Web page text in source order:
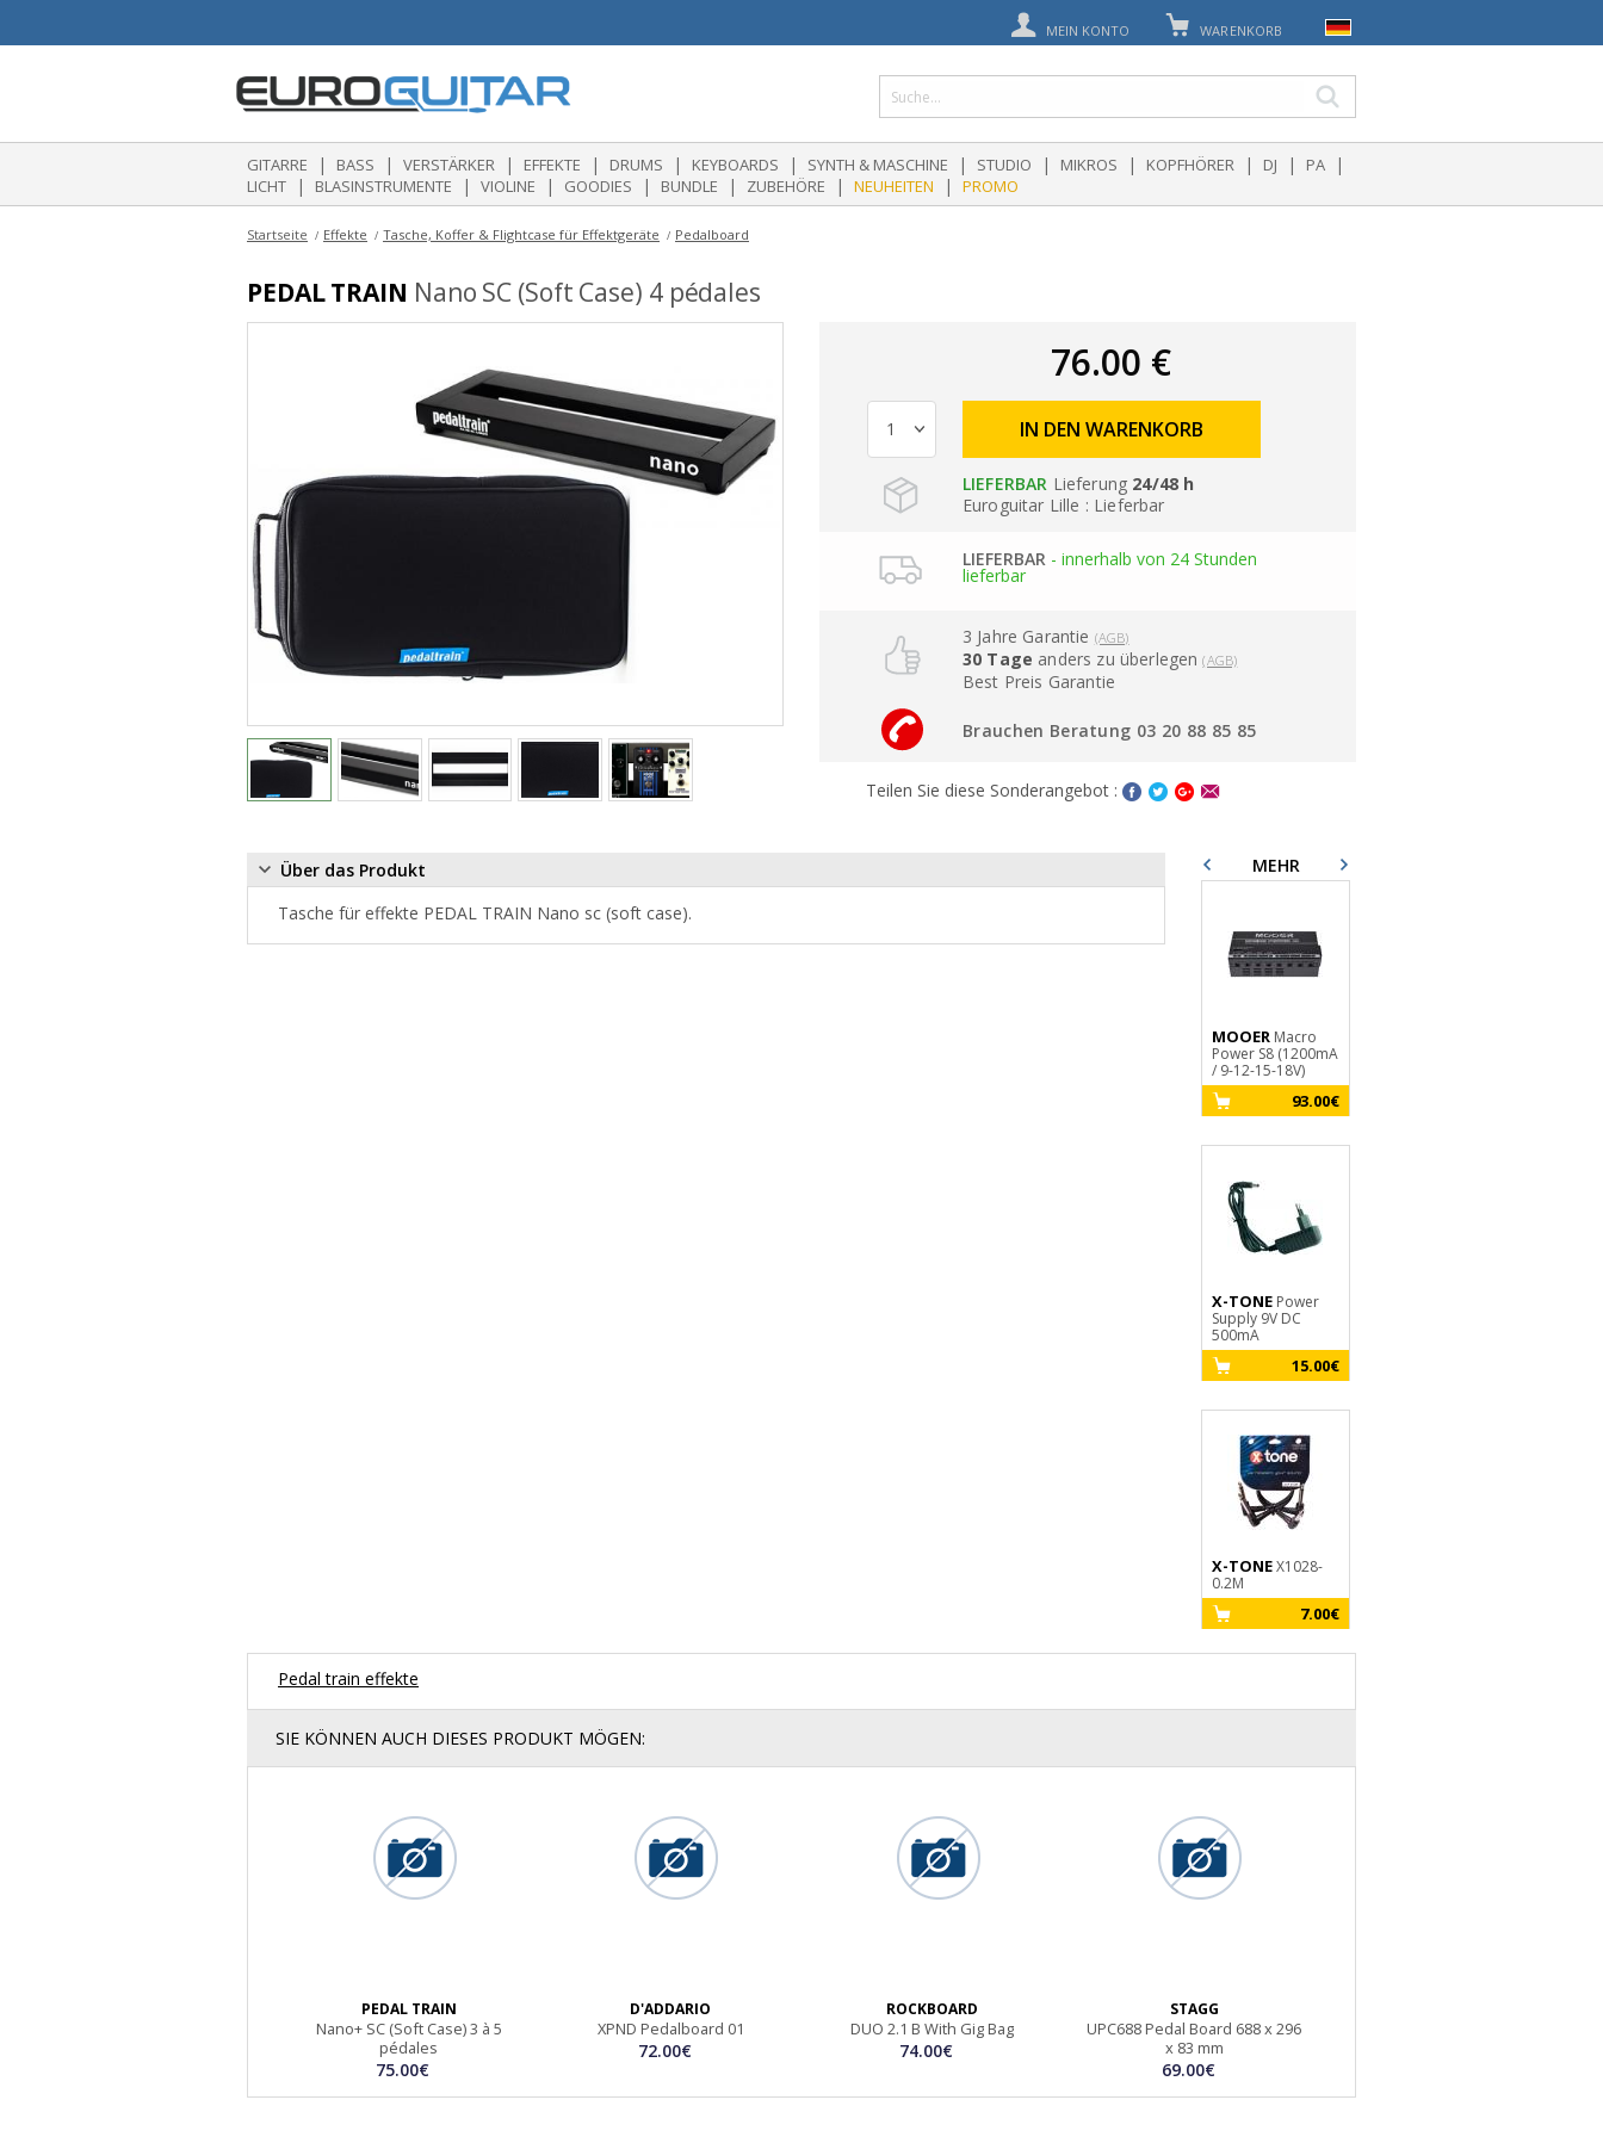
MEIN KONTO WARENKORB
GITARRE | BASS | VERSTÄRKER | EFFEKTE | DRUMS | KEYBOARDS | SYNTH & MASCHINE | STUDIO | MIKROS | KOPFHÖRER | DJ | PA |
LICHT | BLASINSTRUMENTE | VIOLINE | GOODIES | BUNDLE | ZUBEHÖRE | NEUHEITEN | PROMO
Startseite Effekte Tasche, Koffer & Flightcase für Effektgeräte Pedalboard
PEDAL TRAIN Nano SC (Soft Case) 4 pédales
76.00 €
IN DEN WARENKORB
LIEFERBAR Lieferung 24/48 h
Euroguitar Lille : Lieferbar
LIEFERBAR - innerhalb von 24 Stunden
lieferbar
3 Jahre Garantie (AGB)
30 Tage anders zu überlegen(AGB)
Best Preis Garantie
Brauchen Beratung 03 20 88 85 85
Teilen Sie diese Sonderangebot :
Über das Produkt
Tasche für effekte PEDAL TRAIN Nano sc (soft case).
MEHR
MOOERMacro
Power S8 (1200mA
/ 9-12-15-18V)
93.00€
X-TONEPower
Supply 9V DC
500mA
15.00€
X-TONEX1028-
0.2M
7.00€
Pedal train effekte
SIE KÖNNEN AUCH DIESES PRODUKT MÖGEN:
PEDAL TRAIN
Nano+ SC (Soft Case) 3 à 5
pédales
75.00€
D'ADDARIO
XPND Pedalboard 01
72.00€
ROCKBOARD
DUO 2.1 B With Gig Bag
74.00€
STAGG
UPC688 Pedal Board 688 x 296
x 83 mm
69.00€